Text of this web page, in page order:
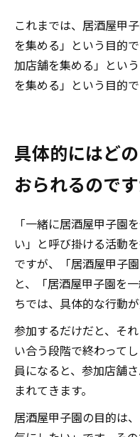
これまでは、居酒屋甲
を集める」という目的
加店舗を集める」とい
を集める」という目的で
具体的にはど
おられるので
「一緒に居酒屋甲子園
い」と呼び掛ける活動
ですが、「居酒屋甲子
と、「居酒屋甲子園を
ちでは、具体的な行動が
参加するだけだと、そ
い合う段階で終わって
員になると、参加店舗
まれてきます。
居酒屋甲子園の目的は